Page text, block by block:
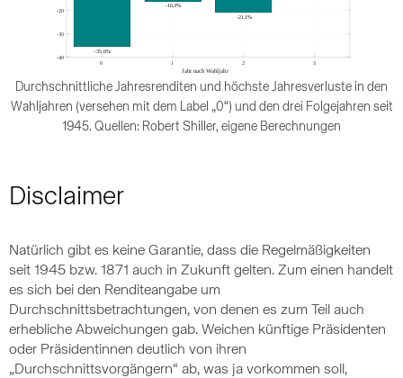
Durchschnittliche Jahresrenditen und höchste Jahresverluste in den
Wahljahren (versehen mit dem Label „0“) und den drei Folgejahren seit
1945. Quellen: Robert Shiller, eigene Berechnungen
Disclaimer
Natürlich gibt es keine Garantie, dass die Regelmäßigkeiten
seit 1945 bzw. 1871 auch in Zukunft gelten. Zum einen handelt
es sich bei den Renditeangabe um
Durchschnittsbetrachtungen, von denen es zum Teil auch
erhebliche Abweichungen gab. Weichen künftige Präsidenten
oder Präsidentinnen deutlich von ihren
„Durchschnittsvorgängern“ ab, was ja vorkommen soll,